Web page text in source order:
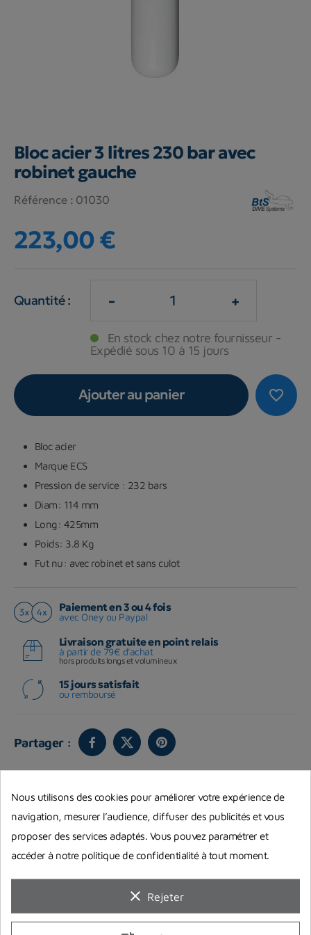
Bloc acier 3 litres 230 bar avec
robinet gauche
Référence : 01030
223,00 €
Quantité : - +
En stock chez notre fournisseur -
Expédié sous 10 à 15 jours
favorite_border
Ajouter au panier
Bloc acier
Marque ECS
Pression de service : 232 bars
Diam: 114 mm
Long: 425mm
Poids: 3.8 Kg
Fut nu: avec robinet et sans culot
Paiement en 3 ou 4 fois
avec Oney ou Paypal
Livraison gratuite en point relais
à partir de 79€ d'achat
hors produits longs et volumineux
15 jours satisfait
ou remboursé
Partager :
Vous aimerez aussi
Nous utilisons des cookies pour améliorer votre expérience de
navigation, mesurer l’audience, diffuser des publicités et vous
proposer des services adaptés. Vous pouvez paramétrer et
accéder à notre politique de confidentialité à tout moment.
clear Rejeter